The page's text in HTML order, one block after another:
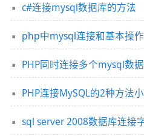
c#连接mysql数据库的方法
PHP同时连接多个mysql数
PHP连接MySQL的2种方法
sql server 2008数据库连接